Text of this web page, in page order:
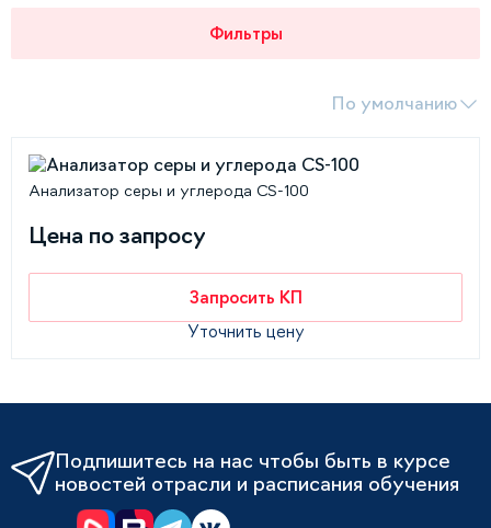
Фильтры
По умолчанию
Анализатор серы и углерода CS-100
Цена по запросу
Запросить КП
Уточнить цену
Подпишитесь на нас чтобы быть в курсе
новостей отрасли и расписания обучения